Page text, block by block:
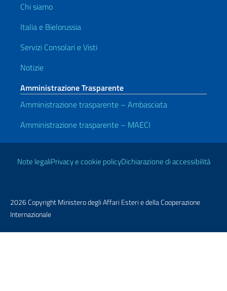
Chi siamo
Italia e Bielorussia
Servizi Consolari e Visti
Notizie
Amministrazione Trasparente
Amministrazione trasparente – Ambasciata
Amministrazione trasparente – MAECI
Link Utili
Note legaliPrivacy e cookie policyDichiarazione di accessibilità
2026 Copyright Ministero degli Affari Esteri e della Cooperazione
Internazionale